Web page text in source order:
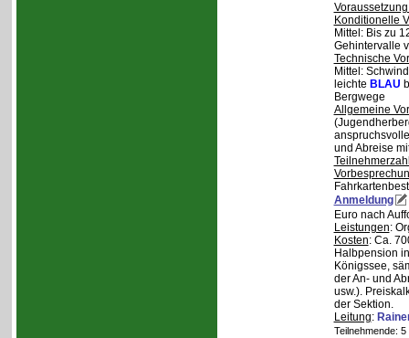
Konditionelle
Mittel: Bis zu
Gehintervalle
Technische
Mittel:
leichte BLAU
Bergwege
Allgemeine
und Abreise
Anmeldung
Euro nach
Leistungen:
Kosten: Ca.
Halbpension
Königssee,
der An- und
usw.).
der Sektion.
Leitung:
Teilnehmende: